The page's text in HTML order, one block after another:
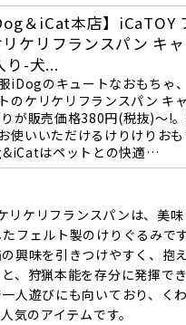
＆iCat本店】iCaTOY
ケリフランスパン キ
り-犬...
iDogのキュートなおもちゃ
のケリケリフランスパン キ
が販売価格380円(税抜)～!
使いいただけるけりけりおも
はペットとの快適…
リケリフランスパンは、美味
フェルト製のけりぐるみで
興味を引きつけやすく、抱
、狩猟本能を存分に発揮で
人遊びにも向いており、く
気のアイテムです。